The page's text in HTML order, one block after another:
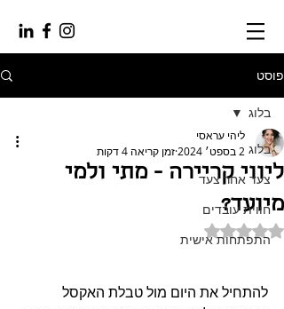
פוסט
בלוג
צעד אחר צעד
חווית עובדים
התפתחות אישית
בלוג
ליווי קריירה - מתי ולמי
מיועד?
ליהי עראסי
2 בספט׳ 2024
זמן קריאה 4 דקות
דירוג של NaN מתוך 5 כוכבים
להתחיל את היום מול טבלת האקסל